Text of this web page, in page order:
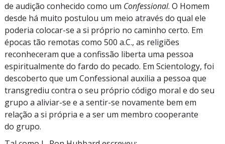
de audição conhecido como um Confessional. O Homem
desde há muito postulou um meio através do qual ele
poderia colocar-se a si próprio no caminho certo. Em
épocas tão remotas como 500 a.C., as religiões
reconheceram que a confissão liberta uma pessoa
espiritualmente do fardo do pecado. Em Scientology, foi
descoberto que um Confessional auxilia a pessoa que
transgrediu contra o seu próprio código moral e do seu
grupo a aliviar-se e a sentir-se novamente bem em
relação a si própria e a ser um membro cooperante
do grupo.